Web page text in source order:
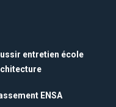
entretien école
ENSA